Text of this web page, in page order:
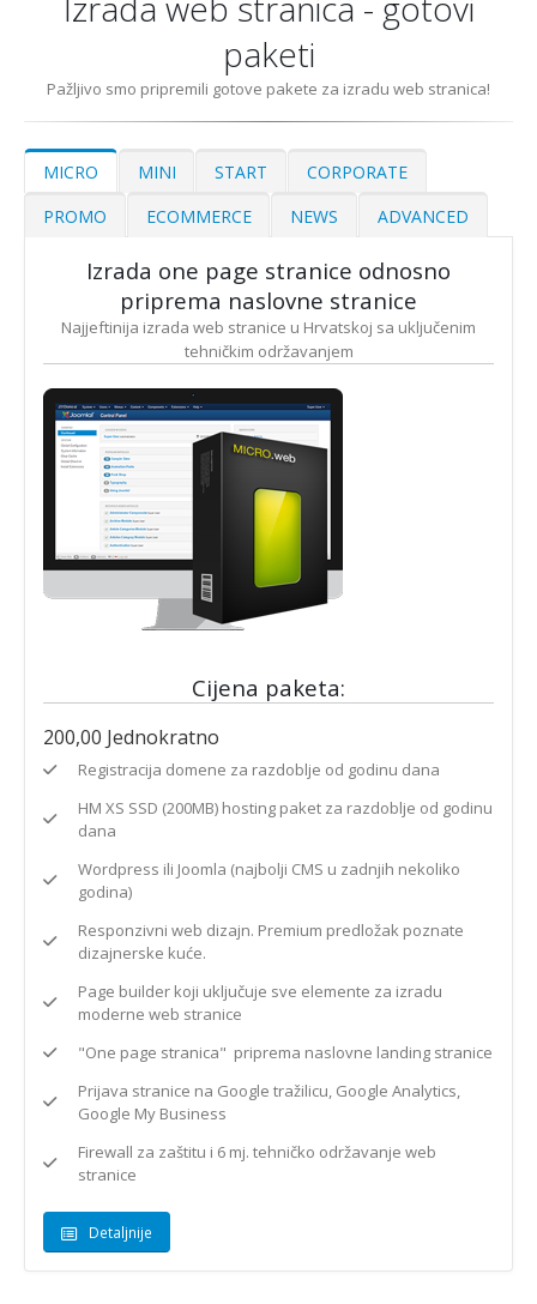
paketi
Pažljivo smo pripremili gotove pakete za izradu web stranica!
MICRO MINI START
CORPORATE
PROMO
ECOMMERCE NEWS ADVANCED
Izrada one page stranice odnosno
priprema naslovne stranice
Najjeftinija izrada web stranice u Hrvatskoj sa uključenim
tehničkim održavanjem
Cijena paketa:
200,00 Jednokratno
Registracija domene za razdoblje od godinu dana
HM XS SSD (200MB) hosting paket za razdoblje od godinu
dana
Wordpress ili Joomla (najbolji CMS u zadnjih nekoliko
godina)
Responzivni web dizajn. Premium predložak poznate
dizajnerske kuće.
Page builder koji uključuje sve elemente za izradu
moderne web stranice
"One page stranica" priprema naslovne landing stranice
Prijava stranice na Google tražilicu, Google Analytics,
Google My Business
Firewall za zaštitu i 6 mj. tehničko održavanje web
stranice
Detaljnije